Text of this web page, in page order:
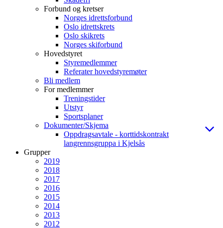
Forbund og kretser
Norges idrettsforbund
Oslo idrettskrets
Oslo skikrets
Norges skiforbund
Hovedstyret
Styremedlemmer
Referater hovedstyremøter
Bli medlem
For medlemmer
Treningstider
Utstyr
Sportsplaner
Dokumenter/Skjema
Oppdragsavtale - korttidskontrakt
langrennsgruppa i Kjelsås
Grupper
2019
2018
2017
2016
2015
2014
2013
2012